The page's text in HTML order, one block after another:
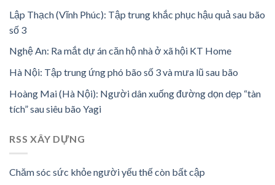
Lập Thạch (Vĩnh Phúc): Tập trung khắc phục hậu quả sau bão
số 3
Nghệ An: Ra mắt dự án căn hộ nhà ở xã hội KT Home
Hà Nội: Tập trung ứng phó bão số 3 và mưa lũ sau bão
Hoàng Mai (Hà Nội): Người dân xuống đường dọn dẹp “tàn
tích” sau siêu bão Yagi
RSS XÂY DỰNG
Chăm sóc sức khỏe người yếu thế còn bất cập